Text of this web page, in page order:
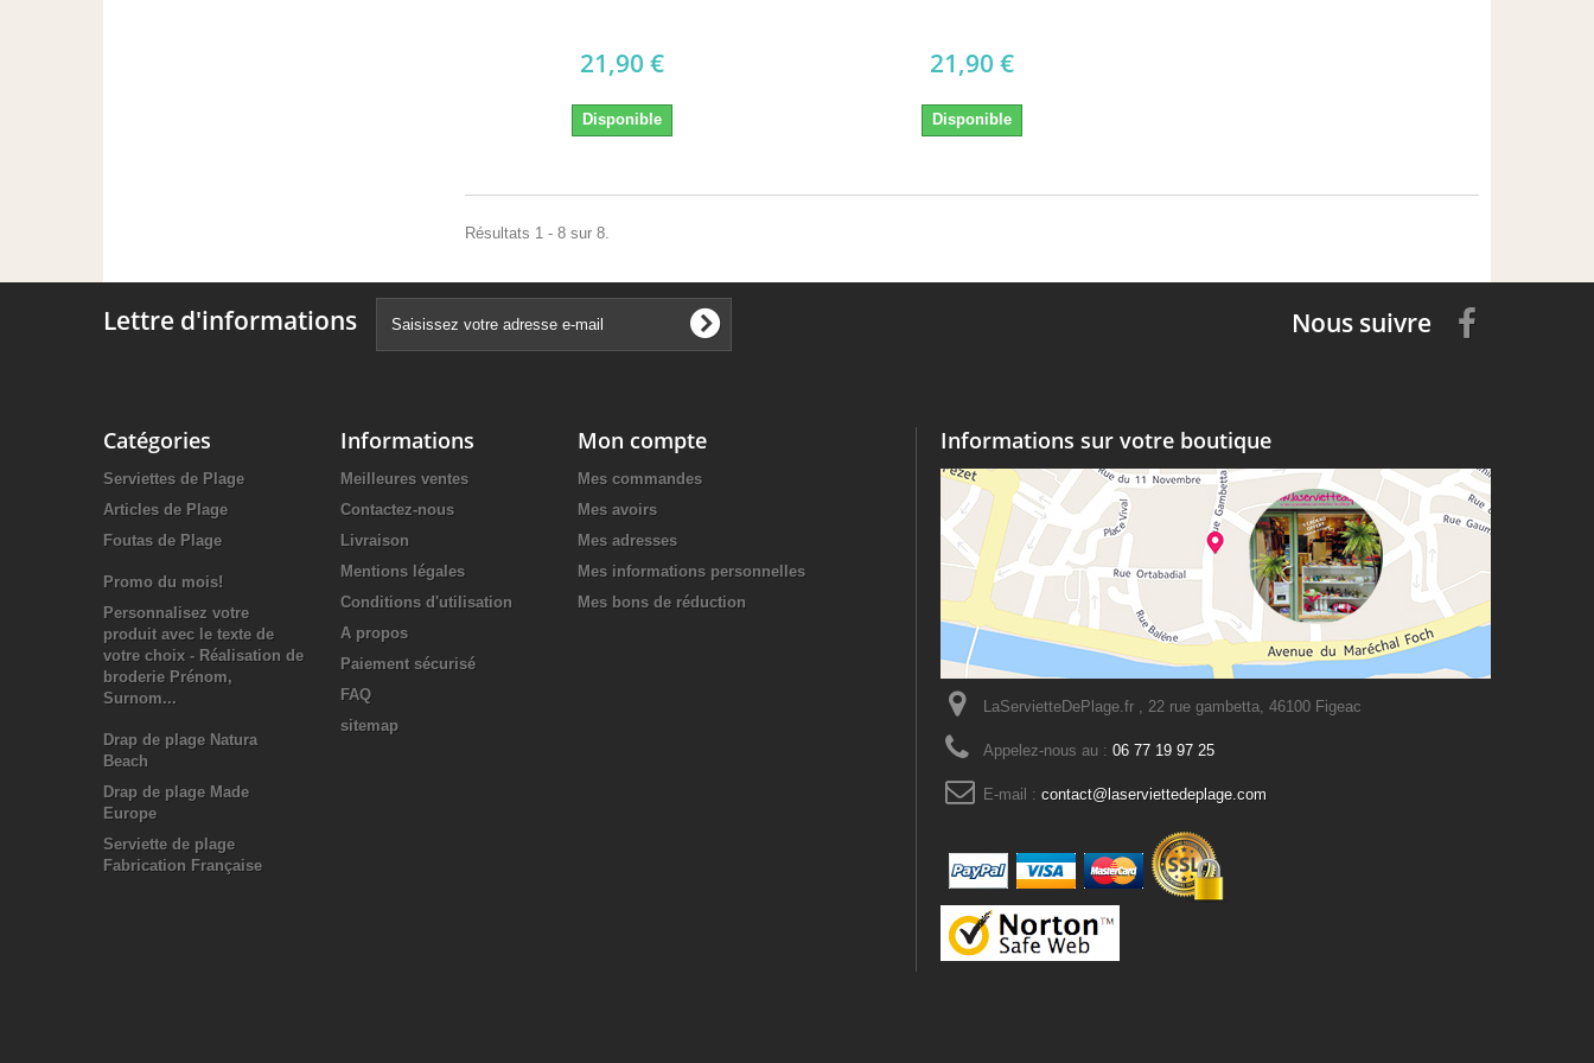
21,90 €
Disponible
21,90 €
Disponible
Résultats 1 - 8 sur 8.
Lettre d'informations Nous suivre
Catégories
Serviettes de Plage
Articles de Plage
Foutas de Plage
Promo du mois!
Personnalisez votre
produit avec le texte de
votre choix - Réalisation de
broderie Prénom,
Surnom...
Drap de plage Natura
Beach
Drap de plage Made
Europe
Serviette de plage
Fabrication Française
Informations
Meilleures ventes
Contactez-nous
Livraison
Mentions légales
Conditions d'utilisation
A propos
Paiement sécurisé
FAQ
sitemap
Mon compte
Mes commandes
Mes avoirs
Mes adresses
Mes informations personnelles
Mes bons de réduction
Informations sur votre boutique
LaServietteDePlage.fr , 22 rue gambetta, 46100 Figeac
Appelez-nous au : 06 77 19 97 25
E-mail : contact@laserviettedeplage.com